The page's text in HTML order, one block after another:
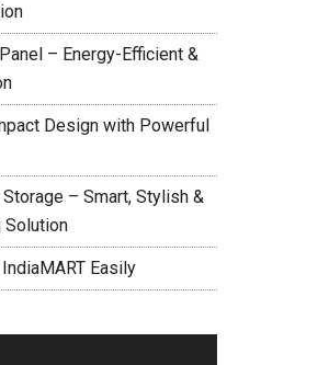
– Energy-Efficient &
Design with Powerful
– Smart, Stylish &
Solution
Easily